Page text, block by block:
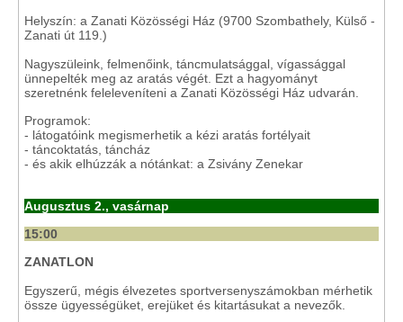
Helyszín: a Zanati Közösségi Ház (9700 Szombathely, Külső -
Zanati út 119.)
Nagyszüleink, felmenőink, táncmulatsággal, vígassággal
ünnepelték meg az aratás végét. Ezt a hagyományt
szeretnénk feleleveníteni a Zanati Közösségi Ház udvarán.
Programok:
- látogatóink megismerhetik a kézi aratás fortélyait
- táncoktatás, táncház
- és akik elhúzzák a nótánkat: a Zsivány Zenekar
Augusztus 2., vasárnap
15:00
ZANATLON
Egyszerű, mégis élvezetes sportversenyszámokban mérhetik
össze ügyességüket, erejüket és kitartásukat a nevezők.